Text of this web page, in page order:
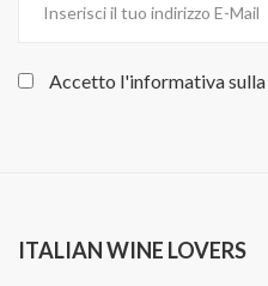
Accetto l'informativa sulla
ITALIAN WINE LOVERS